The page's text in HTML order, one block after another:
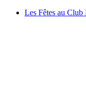
Les Fêtes au Club